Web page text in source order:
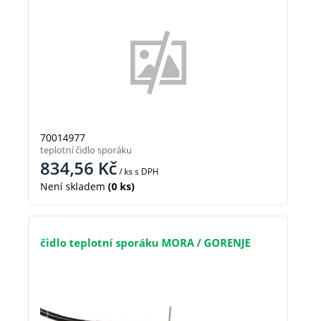
70014977
834,56 Kč/ kss DPH
Není skladem (0 ks)
teplotní čidlo sporáku
čidlo teplotní sporáku MORA / GORENJE